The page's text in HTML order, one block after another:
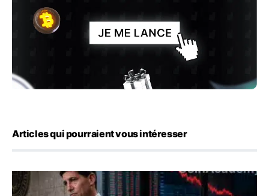
Articles qui pourraient vous intéresser
Kevin Warsh maintient sa communication minimaliste